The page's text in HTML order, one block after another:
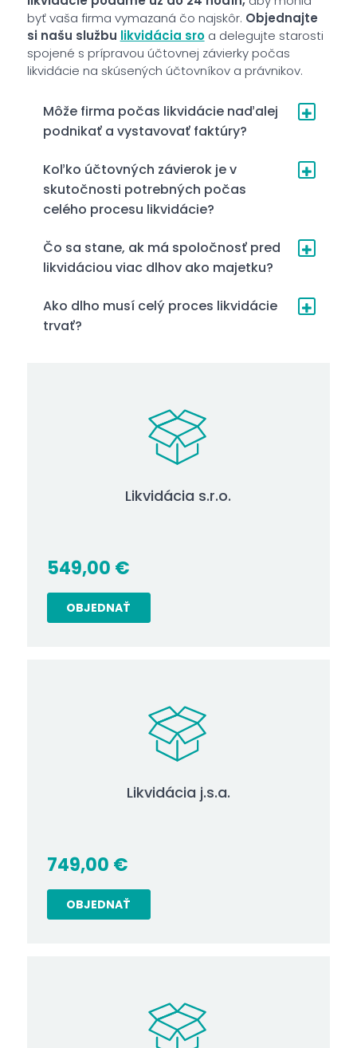
byť vaša firma vymazaná čo najskôr. Objednajte
si našu službu likvidácia sroa delegujte starosti
spojené s prípravou účtovnej závierky počas
likvidácie na skúsených účtovníkov a právnikov.
Môže firma počas likvidácie naďalej
podnikať a vystavovať faktúry?
Koľko účtovných závierok je v
skutočnosti potrebných počas
celého procesu likvidácie?
Čo sa stane, ak má spoločnosť pred
likvidáciou viac dlhov ako majetku?
Ako dlho musí celý proces likvidácie
trvať?
Likvidácia s.r.o.
549,00 €
OBJEDNAŤ
Likvidácia j.s.a.
749,00 €
OBJEDNAŤ